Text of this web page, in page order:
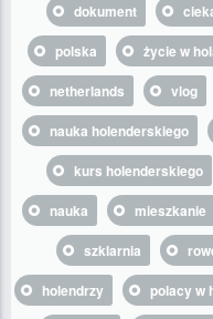
dokument
polska
życie w
netherlands
vlog
nauka holenderskiego
kurs holenderskiego
nauka
mieszkanie
szklarnia
holendrzy
polacy w